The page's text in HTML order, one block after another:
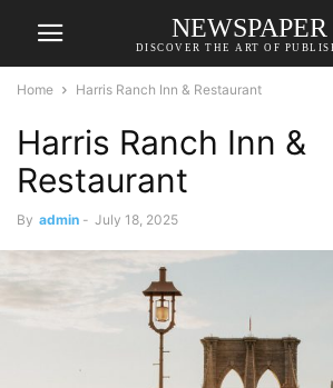
NEWSPAPER
DISCOVER THE ART OF
Home Harris Ranch Inn & Restaurant
Harris Ranch Inn &
Restaurant
By admin - July 18, 2025